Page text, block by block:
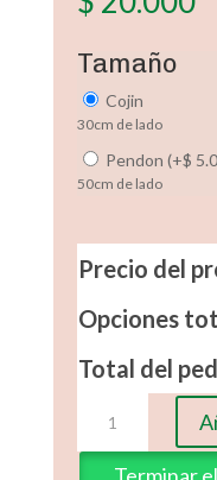
Tamaño
Cojin
30cm de lado
Pendon (+$
50cm de lado
Precio del
Opciones
Total del
Muñeco
de